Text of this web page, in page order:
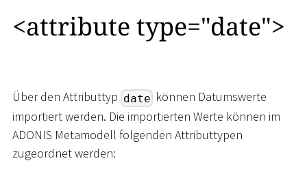
<attribute type="date">
Über den Attributtyp date können Datumswerte
importiert werden. Die importierten Werte können im
ADONIS Metamodell folgenden Attributtypen
zugeordnet werden: